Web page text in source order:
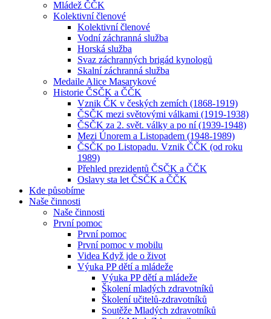
Mládež ČČK
Kolektivní členové
Kolektivní členové
Vodní záchranná služba
Horská služba
Svaz záchranných brigád kynologů
Skalní záchranná služba
Medaile Alice Masarykové
Historie ČSČK a ČČK
Vznik ČK v českých zemích (1868-1919)
ČSČK mezi světovými válkami (1919-1938)
ČSČK za 2. svět. války a po ní (1939-1948)
Mezi Únorem a Listopadem (1948-1989)
ČSČK po Listopadu. Vznik ČČK (od roku
1989)
Přehled prezidentů ČSČK a ČČK
Oslavy sta let ČSČK a ČČK
Kde působíme
Naše činnosti
Naše činnosti
První pomoc
První pomoc
První pomoc v mobilu
Videa Když jde o život
Výuka PP dětí a mládeže
Výuka PP dětí a mládeže
Školení mladých zdravotníků
Školení učitelů-zdravotníků
Soutěže Mladých zdravotníků